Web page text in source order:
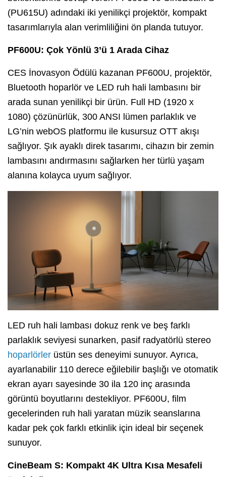
(PU615U) adındaki iki yenilikçi projektör, kompakt
tasarımlarıyla alan verimliliğini ön planda tutuyor.
PF600U: Çok Yönlü 3’ü 1 Arada Cihaz
CES İnovasyon Ödülü kazanan PF600U, projektör,
Bluetooth hoparlör ve LED ruh hali lambasını bir
arada sunan yenilikçi bir ürün. Full HD (1920 x
1080) çözünürlük, 300 ANSI lümen parlaklık ve
LG’nin webOS platformu ile kusursuz OTT akışı
sağlıyor. Şık ayaklı direk tasarımı, cihazın bir zemin
lambasını andırmasını sağlarken her türlü yaşam
alanına kolayca uyum sağlıyor.
LED ruh hali lambası dokuz renk ve beş farklı
parlaklık seviyesi sunarken, pasif radyatörlü stereo
hoparlörler üstün ses deneyimi sunuyor. Ayrıca,
ayarlanabilir 110 derece eğilebilir başlığı ve otomatik
ekran ayarı sayesinde 30 ila 120 inç arasında
görüntü boyutlarını destekliyor. PF600U, film
gecelerinden ruh hali yaratan müzik seanslarına
kadar pek çok farklı etkinlik için ideal bir seçenek
sunuyor.
CineBeam S: Kompakt 4K Ultra Kısa Mesafeli